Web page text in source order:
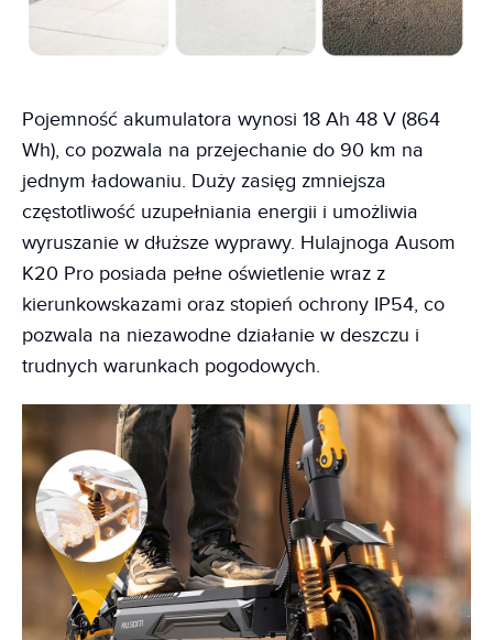
Pojemność akumulatora wynosi 18 Ah 48 V (864
Wh), co pozwala na przejechanie do 90 km na
jednym ładowaniu. Duży zasięg zmniejsza
częstotliwość uzupełniania energii i umożliwia
wyruszanie w dłuższe wyprawy. Hulajnoga Ausom
K20 Pro posiada pełne oświetlenie wraz z
kierunkowskazami oraz stopień ochrony IP54, co
pozwala na niezawodne działanie w deszczu i
trudnych warunkach pogodowych.